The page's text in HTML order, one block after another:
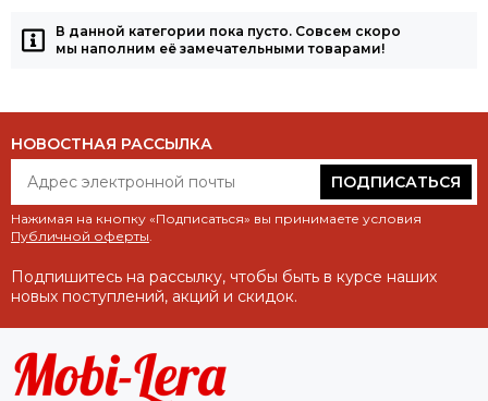
В данной категории пока пусто. Совсем скоро
мы наполним её замечательными товарами!
НОВОСТНАЯ РАССЫЛКА
ПОДПИСАТЬСЯ
Нажимая на кнопку «Подписаться» вы принимаете условия
Публичной оферты.
Подпишитесь на рассылку, чтобы быть в курсе наших
новых поступлений, акций и скидок.